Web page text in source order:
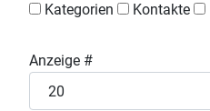
Kategorien Kontakte
Anzeige #